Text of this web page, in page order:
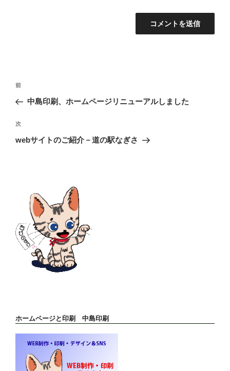
稿
ナ
ゲ
ー
前
の
稿
前
中島印刷、ホームページリニューアルしました
次
の
次
webサイトのご紹介－道の駅なぎさ
ホームページと印刷 中島印刷